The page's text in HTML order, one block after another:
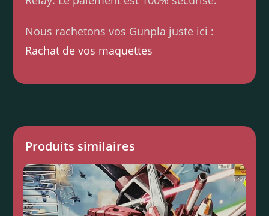
Nous rachetons vos Gunpla juste ici :
Rachat de vos maquettes
Produits similaires